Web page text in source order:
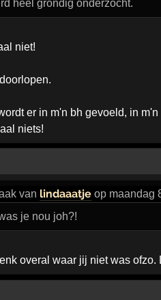
heel grondig onderzocht.
niet!
er in m'n bh gevoeld, in
niets!
van lindaaatjeop maandag
je nou joh?!
overal waar jij niet was ofzo.